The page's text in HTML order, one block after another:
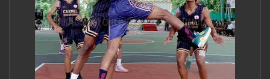
CINEMA